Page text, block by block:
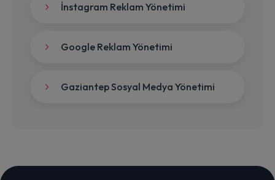
İnstagram Reklam Yönetimi
Google Reklam Yönetimi
Gaziantep Sosyal Medya Yönetimi